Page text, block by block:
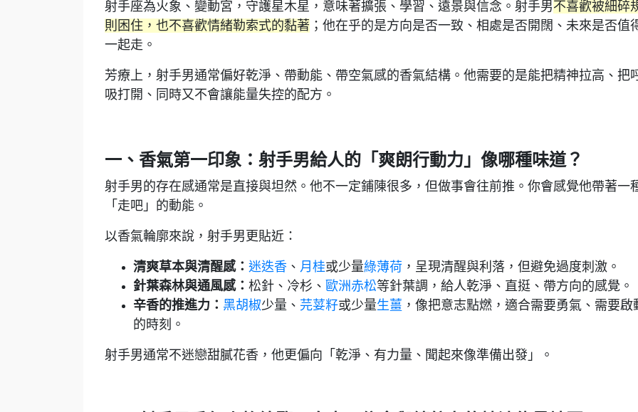
射手座為火象、變動宮，守護星木星，意味著擴張、學習、遠景與信念。射手男不喜歡被細碎
則困住，也不喜歡情緒勒索式的黏著 ；他在乎的是方向是否一致、相處是否開闊、未來是否值
一起走。
芳療上，射手男通常偏好乾淨、帶動能、帶空氣感的香氣結構。他需要的是能把精神拉高、把
吸打開、同時又不會讓能量失控的配方。
一、香氣第一印象：射手男給人的「爽朗行動力」像哪種味道？
射手男的存在感通常是直接與坦然。他不一定鋪陳很多，但做事會往前推。你會感覺他帶著一
「走吧」的動能。
以香氣輪廓來說，射手男更貼近：
清爽草本與清醒感： 迷迭香 、 月桂或少量綠薄荷 ，呈現清醒與利落，但避免過度刺激。
針葉森林與通風感： 松針、冷杉、 歐洲赤松等針葉調，給人乾淨、直挺、帶方向的感覺。
辛香的推進力： 黑胡椒少量、 芫荽籽或少量生薑 ，像把意志點燃，適合需要勇氣、需要啟
的時刻。
射手男通常不迷戀甜膩花香，他更偏向「乾淨、有力量、聞起來像準備出發」。